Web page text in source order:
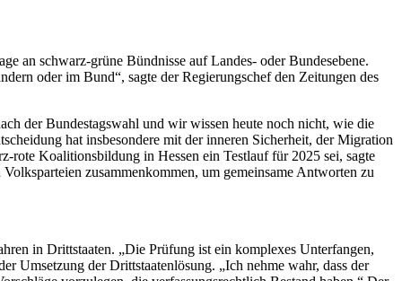
an schwarz-grüne Bündnisse auf Landes- oder Bundesebene.
oder im Bund“, sagte der Regierungschef den Zeitungen des
der Bundestagswahl und wir wissen heute noch nicht, wie die
hat insbesondere mit der inneren Sicherheit, der Migration
rote Koalitionsbildung in Hessen ein Testlauf für 2025 sei, sagte
zusammenkommen, um gemeinsame Antworten zu
in Drittstaaten. „Die Prüfung ist ein komplexes Unterfangen,
Umsetzung der Drittstaatenlösung. „Ich nehme wahr, dass der